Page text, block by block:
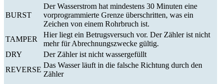
BURST
Der Wasserstrom hat mindestens 30 Minuten eine
vorprogrammierte Grenze überschritten, was ein
Zeichen von einem Rohrbruch ist.
TAMPER
Hier liegt ein Betrugsversuch vor. Der Zähler ist nicht
mehr für Abrechnungszwecke gültig.
DRY
Der Zähler ist nicht wassergefüllt
REVERSE
Das Wasser läuft in die falsche Richtung durch den
Zähler